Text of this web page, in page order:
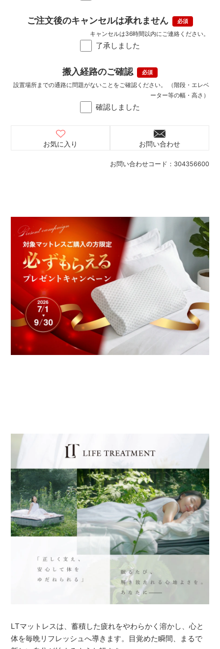
お問い合わせコード： 304356600
ご注文後のキャンセルは承れません
了承しました
キャンセルは36時間以内にご連絡ください。
搬入経路のご確認
確認しました
設置場所までの通路に問題がないことをご確認ください。 （階段・エレベ
ーター等の幅・高さ）
お気に入り お問い合わせ
LTマットレスは、蓄積した疲れをやわらかく溶かし、心と
体を毎晩リフレッシュへ導きます。目覚めた瞬間、まるで